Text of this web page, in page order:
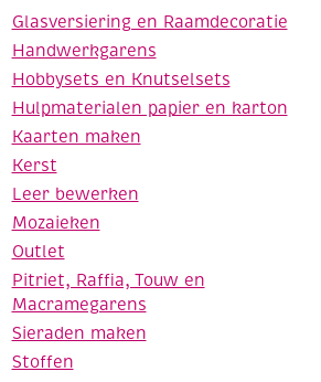
Glasversiering en Raamdecoratie
Handwerkgarens
Hobbysets en Knutselsets
Hulpmaterialen papier en karton
Kaarten maken
Kerst
Leer bewerken
Mozaieken
Outlet
Pitriet, Raffia, Touw en
Macramegarens
Sieraden maken
Stoffen